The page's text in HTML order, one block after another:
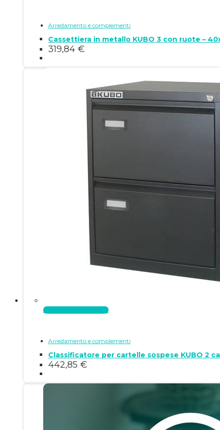
Arredamento e complementi
Cassettiera in metallo KUBO 3 con ruote –
319,84 €
Aggiungi al carrello
Arredamento e complementi
Classificatore per cartelle sospese KUBO 2
442,85 €